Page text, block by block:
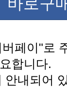
페이"로
합니다.
안내되어